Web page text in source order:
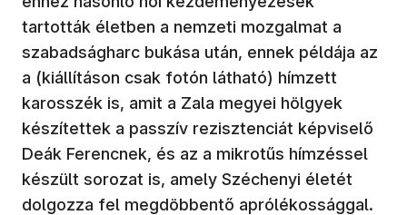
tartották életben a nemzeti mozgalmat a
szabadságharc bukása után, ennek példája az
a (kiállításon csak fotón látható) hímzett
karosszék is, amit a Zala megyei hölgyek
készítettek a passzív rezisztenciát képviselő
Deák Ferencnek, és az a mikrotűs hímzéssel
készült sorozat is, amely Széchenyi életét
dolgozza fel megdöbbentő aprólékossággal.